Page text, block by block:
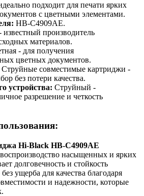
подходит для печати ярких
с цветными элементами.
HB-C4909AE.
производитель
материалов.
- для получения
цветных документов.
Струйные совместимые картриджи -
без потери качества.
устройства: Струйный -
разрешение и четкость
Hi-Black HB-C4909AE
воспроизводство насыщенных и ярких
долговечность и стойкость
ущерба для качества благодаря
и надежности, которые